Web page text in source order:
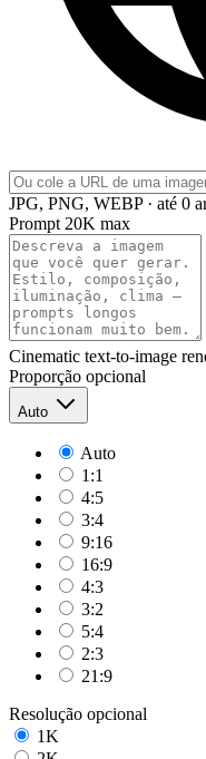
JPG, PNG, WEBP · até 0
Prompt 20K max
Cinematic text-to-image
Proporção opcional
Auto
Auto
1:1
4:5
3:4
9:16
16:9
4:3
3:2
5:4
2:3
21:9
Resolução opcional
1K